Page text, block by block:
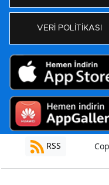
VERİ POLİTİKASI
RSS